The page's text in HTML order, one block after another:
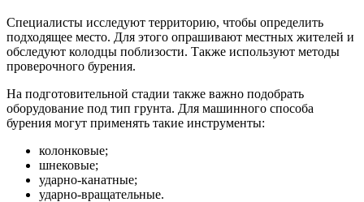
Специалисты исследуют территорию, чтобы определить
подходящее место. Для этого опрашивают местных жителей и
обследуют колодцы поблизости. Также используют методы
проверочного бурения.
На подготовительной стадии также важно подобрать
оборудование под тип грунта. Для машинного способа
бурения могут применять такие инструменты:
колонковые;
шнековые;
ударно-канатные;
ударно-вращательные.